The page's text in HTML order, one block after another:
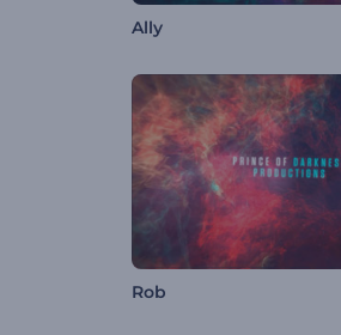
Ally
Rob